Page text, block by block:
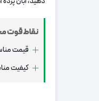
نقاط قوت
قیمت
کیفیت